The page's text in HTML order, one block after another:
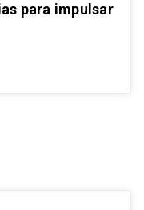
para impulsar